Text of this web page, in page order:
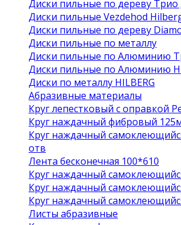
Диски пильные по дереву
Диски пильные Vezdehod
Диски пильные по дереву
Диски пильные по металлу
Диски пильные по Алюминию
Диски пильные по Алюминию
Диски по металлу HILBERG
Абразивные материалы
Круг лепестковый с оправкой
Круг наждачный фибровый
Круг наждачный
отв
Лента бесконечная 100*610
Круг наждачный
Круг наждачный
Круг наждачный
Листы абразивные